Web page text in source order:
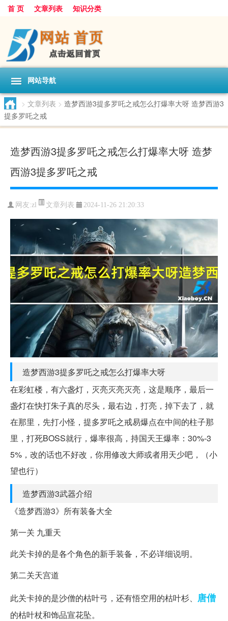
首 页 文章列表 知识分类
网站导航
> 文章列表 > 造梦西游3提多罗吒之戒怎么打爆率大呀 造梦西游3
提多罗吒之戒
造梦西游3提多罗吒之戒怎么打爆率大呀 造梦
西游3提多罗吒之戒
网友:zl 文章列表 2024-11-26 21:20:33
造梦西游3提多罗吒之戒怎么打爆率大呀
在彩虹楼，有六盏灯，灭亮灭亮灭亮，这是顺序，最后一
盏灯在快打朱子真的尽头，最右边，打亮，掉下去了，就
在那里，先打小怪，提多罗吒之戒易爆点在中间的柱子那
里，打死BOSS就行，爆率很高，持国天王爆率：30%-3
5%，改的话也不好改，你用修改大师或者用天少吧，（小
望也行）
造梦西游3武器介绍
《造梦西游3》所有装备大全
第一关 九重天
此关卡掉的是各个角色的新手装备，不必详细说明。
第二关天宫道
此关卡掉的是沙僧的枯叶弓，还有悟空用的枯叶杉、 唐僧
的枯叶杖和饰品宣花坠。